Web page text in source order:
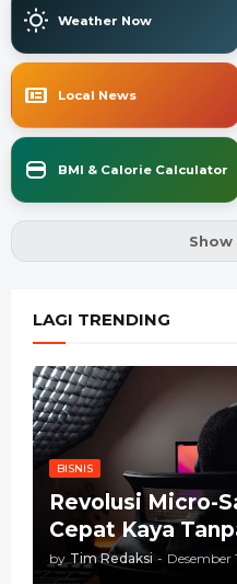
Weather Now
Local News
BMI & Calorie Calculator
Show
LAGI TRENDING
BISNIS
Revolusi Micro-
Cepat Kaya
by Tim Redaksi - Desember